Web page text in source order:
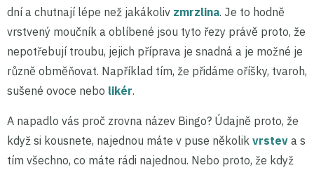
dní a chutnají lépe než jakákoliv zmrzlina. Je to hodně
vrstvený moučník a oblíbené jsou tyto řezy právě proto, že
nepotřebují troubu, jejich příprava je snadná a je možné je
různě obměňovat. Například tím, že přidáme oříšky, tvaroh,
sušené ovoce nebo likér.
A napadlo vás proč zrovna název Bingo? Údajně proto, že
když si kousnete, najednou máte v puse několik vrstev a s
tím všechno, co máte rádi najednou. Nebo proto, že když